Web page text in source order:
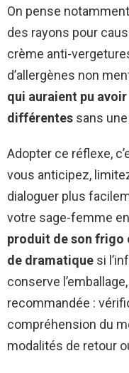
On pense
des rayons pour
crème anti-
d’allergènes non
qui auraient pu
différentes sans
Adopter ce réflexe,
vous anticipez,
dialoguer plus
votre sage-femme
produit de son frigo
de dramatique si
conserve
recommandée :
compréhension du
modalités de retour